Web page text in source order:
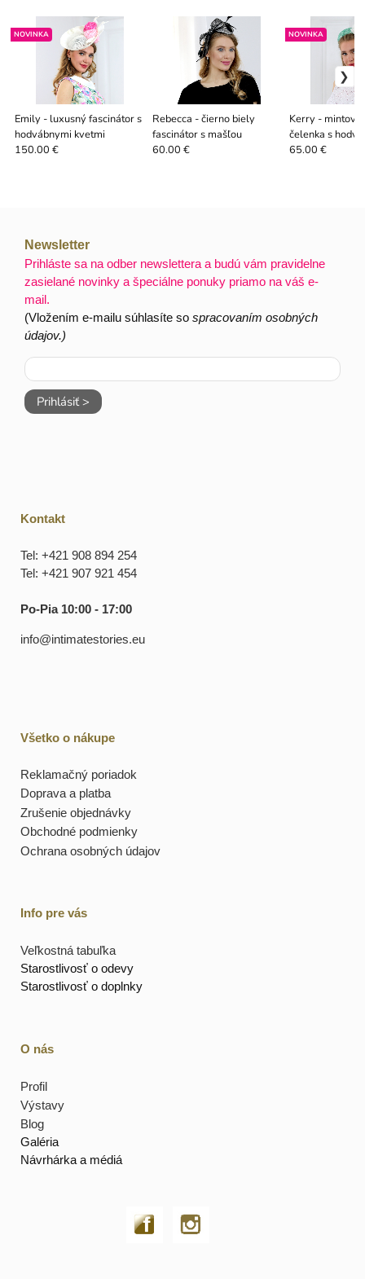
Emily - luxusný fascinátor s
hodvábnymi kvetmi
NOVINKA
150.00 €
Rebecca - čierno biely
fascinátor s mašľou
60.00 €
Kerry - mintová
čelenka s
kvetmi
NOVINKA
65.00 €
Newsletter
Prihláste sa na odber newslettera a budú vám pravidelne
zasielané novinky a špeciálne ponuky priamo na váš e-
mail.
(Vložením e-mailu súhlasíte sospracovaním osobných
údajov.)
Prihlásiť >
Kontakt
Tel: +421 908 894 254
Tel: +421 907 921 454
Po-Pia 10:00 - 17:00
info@intimatestories.eu
Všetko o nákupe
Reklamačný poriadok
Doprava a platba
Zrušenie objednávky
Obchodné podmienky
Ochrana osobných údajov
Info pre vás
Veľkostná tabuľka
Starostlivosť o odevy
Starostlivosť o doplnky
O nás
Profil
Výstavy
Blog
Galéria
Návrhárka a médiá